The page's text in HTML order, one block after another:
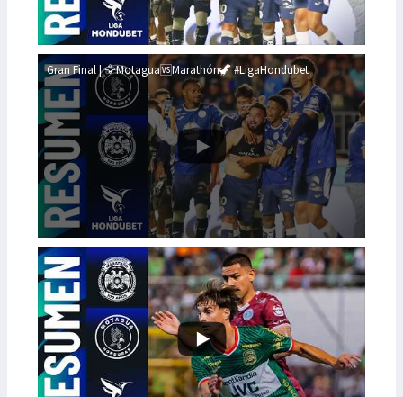
Gran Final | 🦅Motagua🆚Marathón🦖 #LigaHondubet